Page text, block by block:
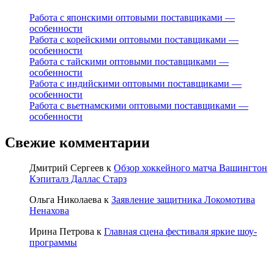
Работа с японскими оптовыми поставщиками —
особенности
Работа с корейскими оптовыми поставщиками —
особенности
Работа с тайскими оптовыми поставщиками —
особенности
Работа с индийскими оптовыми поставщиками —
особенности
Работа с вьетнамскими оптовыми поставщиками —
особенности
Свежие комментарии
Дмитрий Сергеев к Обзор хоккейного матча Вашингтон
Кэпиталз Даллас Старз
Ольга Николаева к Заявление защитника Локомотива
Ненахова
Ирина Петрова к Главная сцена фестиваля яркие шоу-
программы